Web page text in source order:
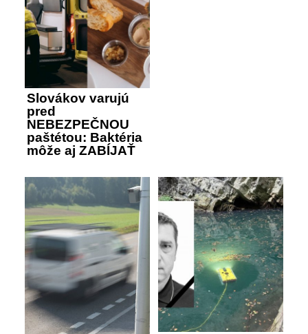
Slovákov varujú
pred
NEBEZPEČNOU
paštétou: Baktéria
môže aj ZABÍJAŤ